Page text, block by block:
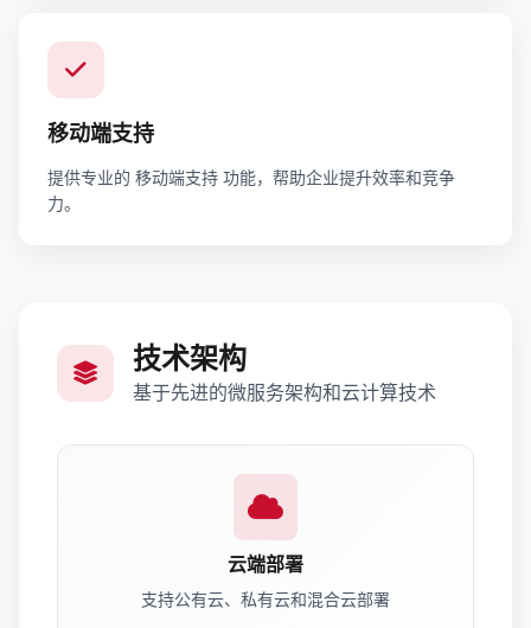
移动端支持
提供专业的 移动端支持 功能，帮助企业提升效率和竞争
力。
技术架构
基于先进的微服务架构和云计算技术
云端部署
支持公有云、私有云和混合云部署